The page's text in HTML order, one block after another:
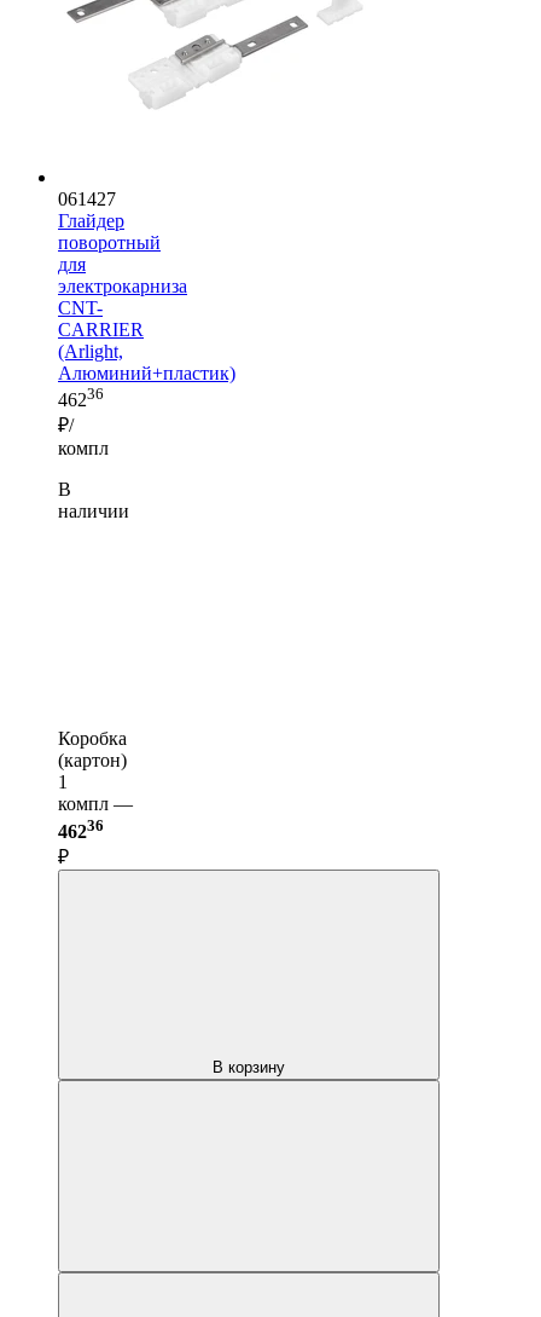
061427
Глайдер
поворотный
для
электрокарниза
CNT-
CARRIER
(Arlight,
Алюминий+пластик)
46236
₽/
компл
В
наличии
Коробка
(картон)
1
компл —
46236
₽
В корзину